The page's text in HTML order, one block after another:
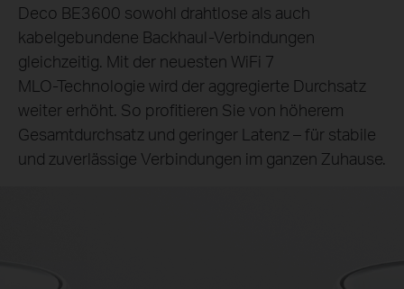
Deco BE3600 sowohl drahtlose als auch
kabelgebundene Backhaul-Verbindungen
gleichzeitig. Mit der neuesten WiFi 7
MLO‑Technologie wird der aggregierte Durchsatz
weiter erhöht. So profitieren Sie von höherem
Gesamtdurchsatz und geringer Latenz – für stabile
und zuverlässige Verbindungen im ganzen Zuhause.